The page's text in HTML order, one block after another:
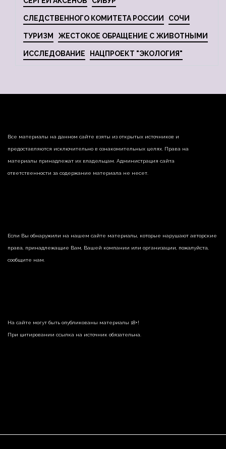
СЛЕДСТВЕННОГО КОМИТЕТА РОССИИ СОЧИ
ТУРИЗМ ЖЕСТОКОЕ ОБРАЩЕНИЕ С ЖИВОТНЫМИ
ИССЛЕДОВАНИЕ НАЦПРОЕКТ "ЭКОЛОГИЯ"
Все материалы на данном сайте взяты из открытых источников и
предоставляются исключительно в ознакомительных целях. Права на
материалы принадлежат их владельцам. Администрация сайта
ответственности за содержание материала не несет.
Если Вы обнаружили на нашем сайте материалы, которые нарушают авторские
права, принадлежащие Вам, Вашей компании или организации, пожалуйста,
сообщите нам.
На сайте могут быть опубликованы материалы 18+!
При цитировании ссылка на источник обязательна.